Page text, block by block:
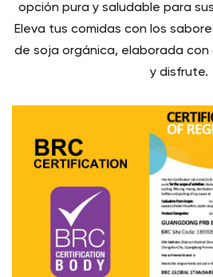
opción pura y saludable para
Eleva tus comidas con los
de soja orgánica, elaborada con
y disfrute.